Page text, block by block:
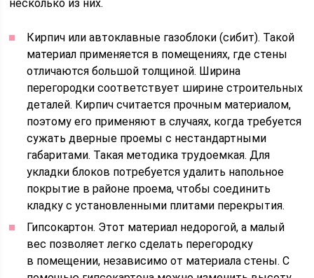
несколько из них.
Кирпич или автоклавные газоблоки (сибит). Такой
материал применяется в помещениях, где стены
отличаются большой толщиной. Ширина
перегородки соответствует ширине строительных
деталей. Кирпич считается прочным материалом,
поэтому его применяют в случаях, когда требуется
сужать дверные проемы с нестандартными
габаритами. Такая методика трудоемкая. Для
укладки блоков потребуется удалить напольное
покрытие в районе проема, чтобы соединить
кладку с установленными плитами перекрытия.
Гипсокартон. Этот материал недорогой, а малый
вес позволяет легко сделать перегородку
в помещении, независимо от материала стены. С